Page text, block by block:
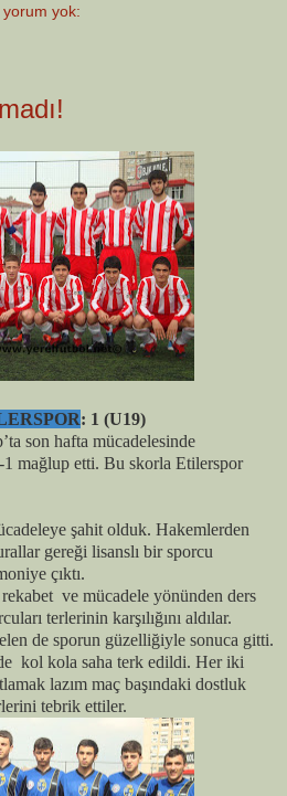
yorum yok:
: 1 (U19)
son hafta mücadelesinde
mağlup etti. Bu skorla Etilerspor
şahit olduk. Hakemlerden
gereği lisanslı bir sporcu
çıktı.
rekabet ve mücadele yönünden ders
terlerinin karşılığını aldılar.
de sporun güzelliğiyle sonuca gitti.
kol kola saha terk edildi. Her iki
lazım maç başındaki dostluk
tebrik ettiler.